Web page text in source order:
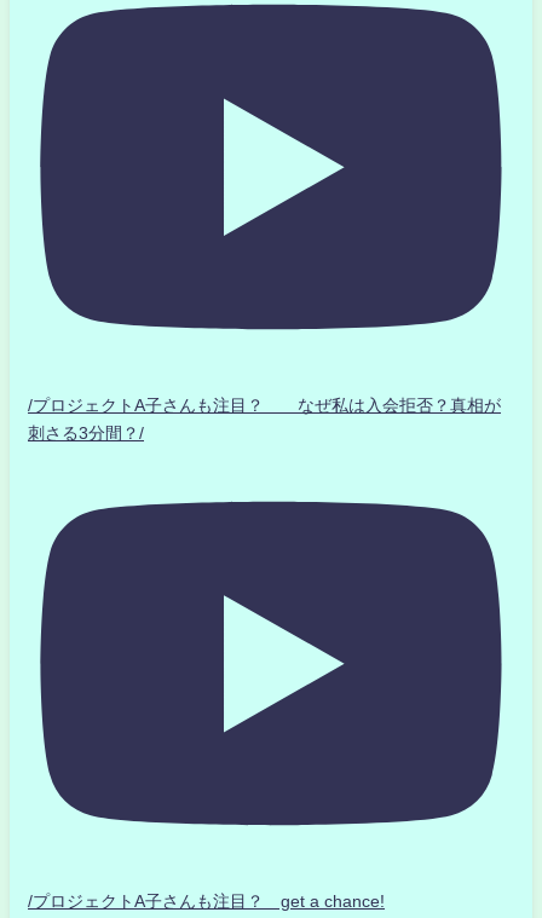
/プロジェクトA子さんも注目？ なぜ私は入会拒否？真相が
刺さる3分間？/
/プロジェクトA子さんも注目？ get a chance!